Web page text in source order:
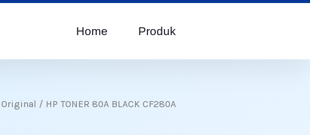
Home Produk
Original / HP TONER 80A BLACK CF280A